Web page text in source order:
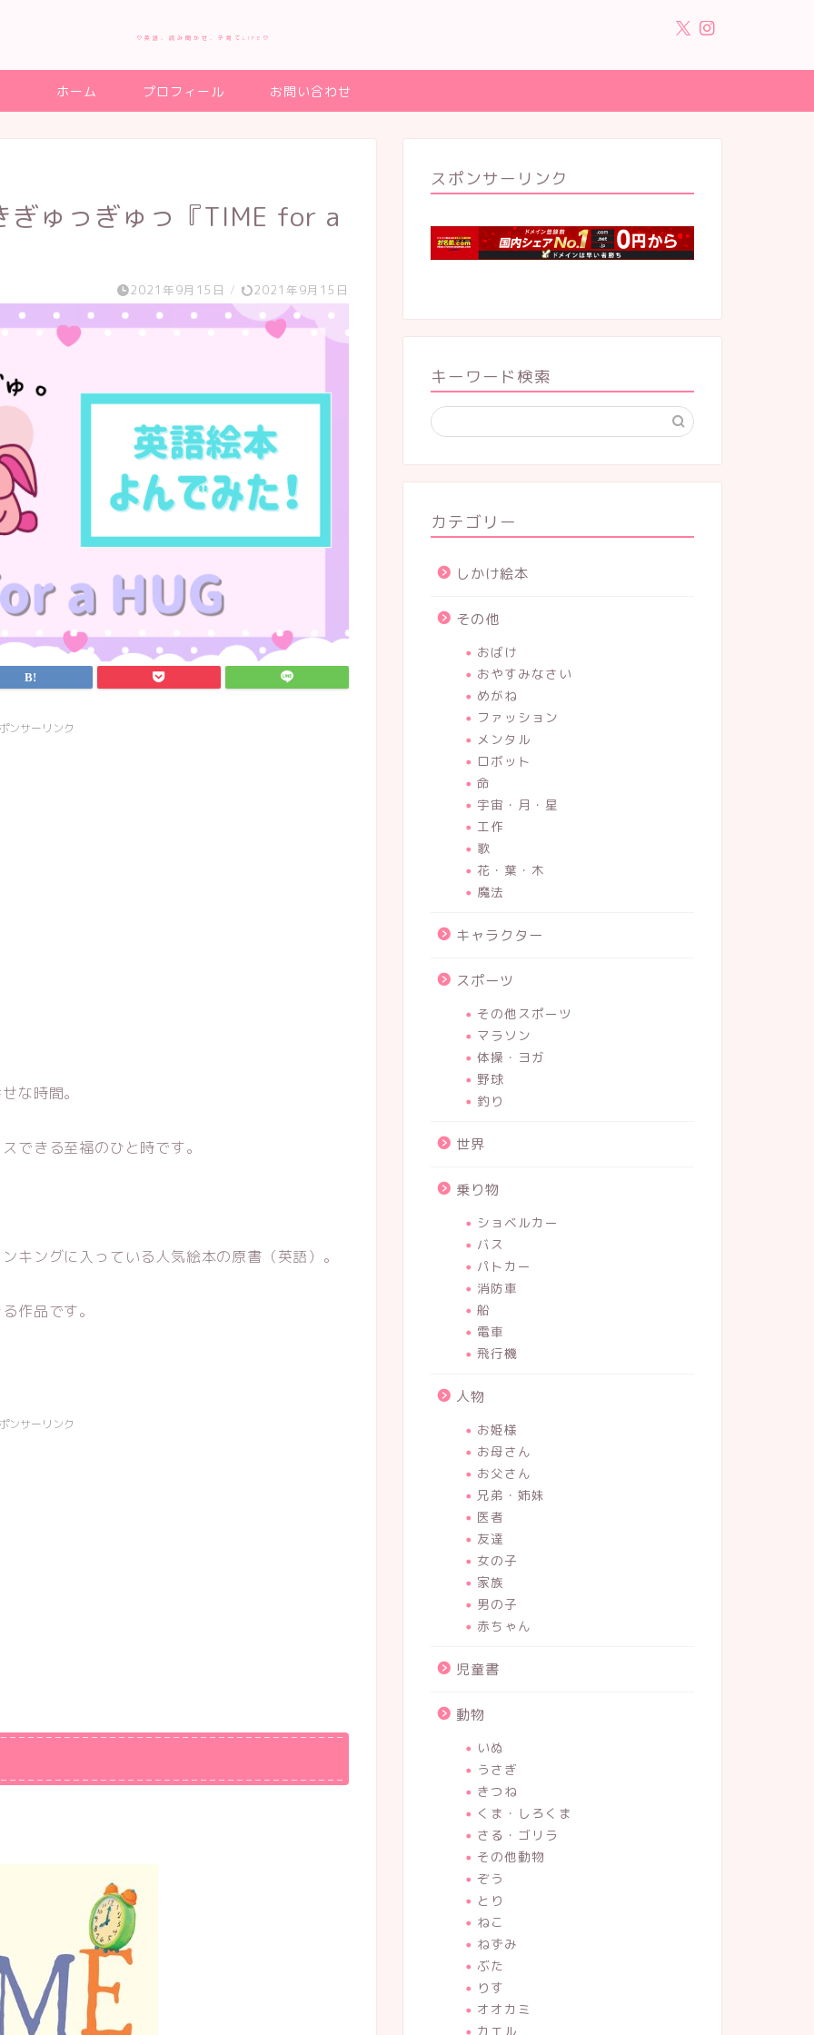
♡英語、読み聞かせ、子育てLIFE♡
ホーム プロフィール お問い合わせ
ぎゅっぎゅっ『TIME for a
2021年9月15日 / 2021年9月15日
ンサーリンク
な時間。
できる至福のひと時です。
キングに入っている人気絵本の原書（英語）。
作品です。
ンサーリンク
スポンサーリンク
キーワード検索
カテゴリー
しかけ絵本
その他
おばけ
おやすみなさい
めがね
ファッション
メンタル
ロボット
命
宇宙・月・星
工作
歌
花・葉・木
魔法
キャラクター
スポーツ
その他スポーツ
マラソン
体操・ヨガ
野球
釣り
世界
乗り物
ショベルカー
バス
パトカー
消防車
船
電車
飛行機
人物
お姫様
お母さん
お父さん
兄弟・姉妹
医者
友達
女の子
家族
男の子
赤ちゃん
児童書
動物
いぬ
うさぎ
きつね
くま・しろくま
さる・ゴリラ
その他動物
ぞう
とり
ねこ
ねずみ
ぶた
りす
オオカミ
カエル